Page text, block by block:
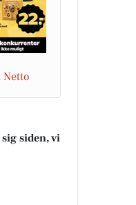
Netto
siden, vi